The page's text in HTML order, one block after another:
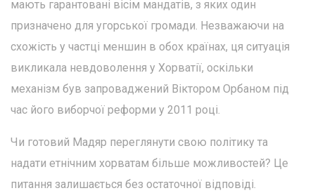
мають гарантовані вісім мандатів, з яких один
призначено для угорської громади. Незважаючи на
схожість у частці меншин в обох країнах, ця ситуація
викликала невдоволення у Хорватії, оскільки
механізм був запроваджений Віктором Орбаном під
час його виборчої реформи у 2011 році.
Чи готовий Мадяр переглянути свою політику та
надати етнічним хорватам більше можливостей? Це
питання залишається без остаточної відповіді.